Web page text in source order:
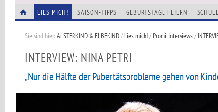
LIES MICH! SAISON-TIPPS GEBURTSTAGE FEIERN
Sie sind hier:ALSTERKIND & ELBEKIND/Lies mich!/Promi-Interviews/
INTERVIEW: NINA PETRI
„Nur die Hälfte der Pubertätsprobleme gehen von